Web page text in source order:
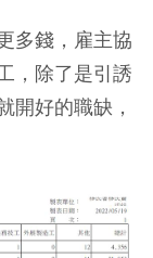
多錢，雇主協
，除了是引誘
開好的職缺，